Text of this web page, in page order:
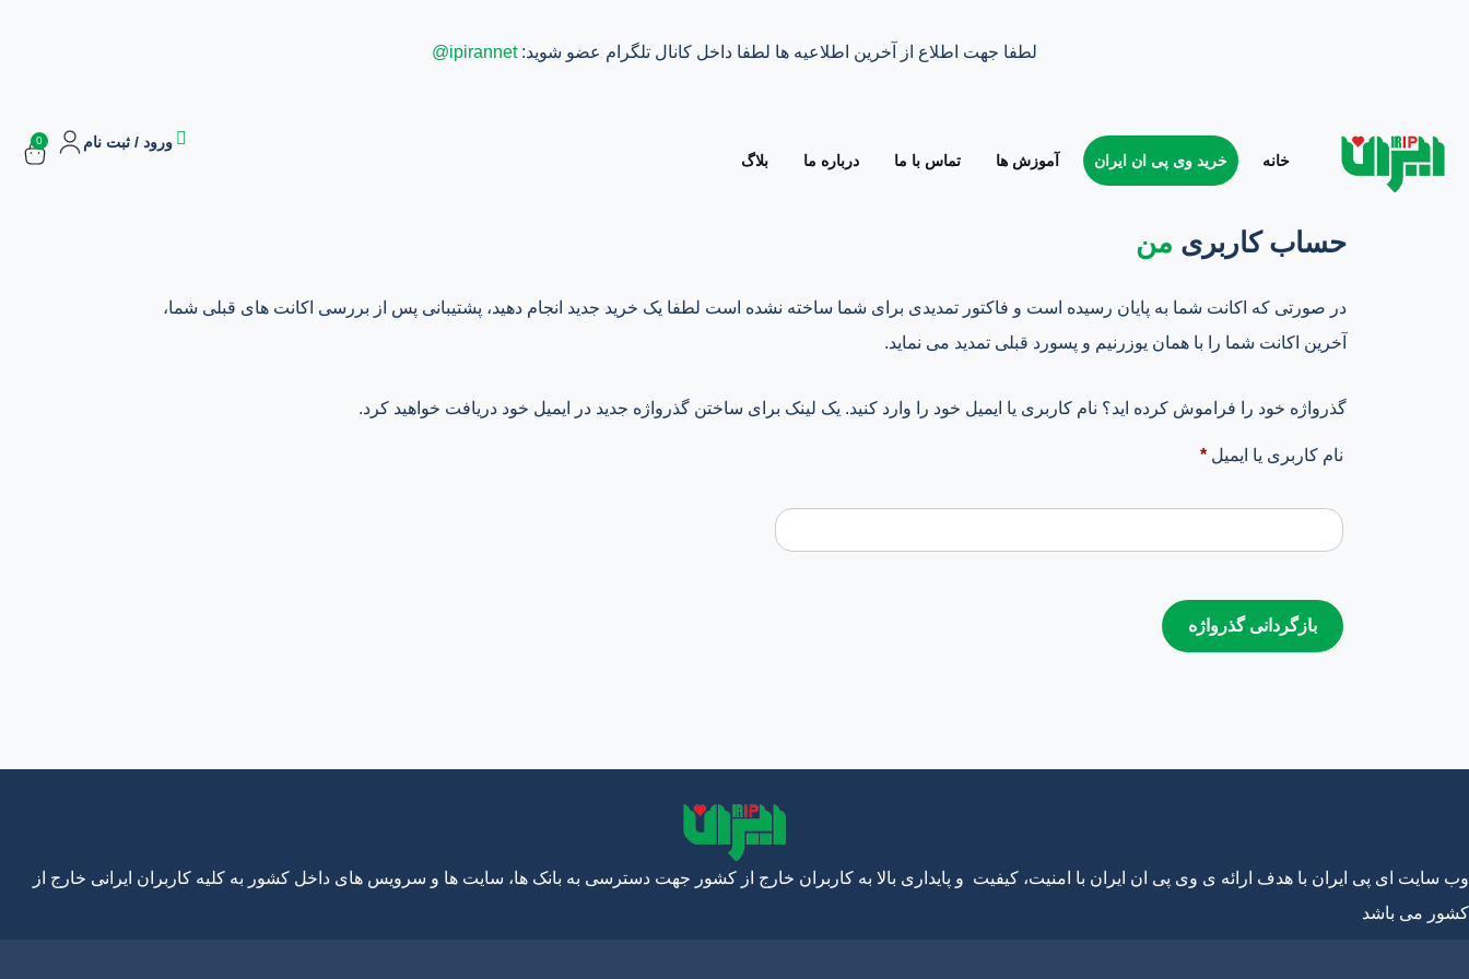
لطفا جهت اطلاع از آخرین اطلاعیه ها لطفا داخل کانال تلگرام عضو شوید:ipirannet@
خانه خرید وی پی ان ایران آموزش ها تماس با ما درباره ما بلاگ
ورود / ثبت نام 0
حساب کاربری من
در صورتی که اکانت شما به پایان رسیده است و فاکتور تمدیدی برای شما ساخته نشده است لطفا یک خرید جدید انجام دهید، پشتیبانی پس از بررسی اکانت های قبلی شما،
آخرین اکانت شما را با همان یوزرنیم و پسورد قبلی تمدید می نماید.
گذرواژه خود را فراموش کرده اید؟ نام کاربری یا ایمیل خود را وارد کنید. یک لینک برای ساختن گذرواژه جدید در ایمیل خود دریافت خواهید کرد.
نام کاربری یا ایمیل *
بازگردانی گذرواژه
وب سایت ای پی ایران با هدف ارائه ی وی پی ان ایران با امنیت، کیفیت و پایداری بالا به کاربران خارج از کشور جهت دسترسی به بانک ها، سایت ها و سرویس های داخل کشور به کلیه کاربران ایرانی خارج از
کشور می باشد